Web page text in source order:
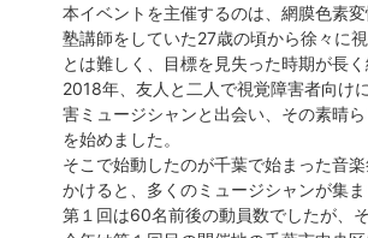
本イベントを主催するのは、網膜色素
塾講師をしていた27歳の頃から徐々に
とは難しく、目標を見失った時期が長く
2018年、友人と二人で視覚障害者向け
害ミュージシャンと出会い、その素晴
を始めました。
そこで始動したのが千葉で始まった音
かけると、多くのミュージシャンが集ま
第１回は60名前後の動員数でしたが、